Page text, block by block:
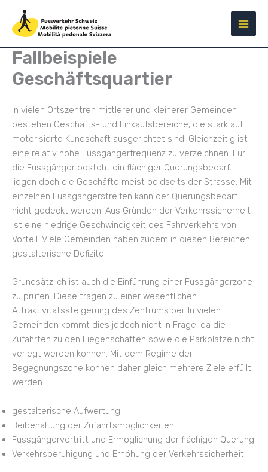
Inhalt
springen
Fallbeispiele
Geschäftsquartier
In vielen Ortszentren mittlerer und kleinerer Gemeinden
bestehen Geschäfts- und Einkaufsbereiche, die stark auf
motorisierte Kundschaft ausgerichtet sind. Gleichzeitig ist
eine relativ hohe Fussgängerfrequenz zu verzeichnen. Für
die Fussgänger besteht ein flächiger Querungsbedarf,
liegen doch die Geschäfte meist beidseits der Strasse. Mit
einzelnen Fussgängerstreifen kann der Querungsbedarf
nicht gedeckt werden. Aus Gründen der Verkehrssicherheit
ist eine niedrige Geschwindigkeit des Fahrverkehrs von
Vorteil. Viele Gemeinden haben zudem in diesen Bereichen
gestalterische Defizite.
Grundsätzlich ist auch die Einführung einer Fussgängerzone
zu prüfen. Diese tragen zu einer wesentlichen
Attraktivitätssteigerung des Zentrums bei. In vielen
Gemeinden kommt dies jedoch nicht in Frage, da die
Zufahrten zu den Liegenschaften sowie die Parkplätze nicht
verlegt werden können. Mit dem Regime der
Begegnungszone können daher gleich mehrere Ziele erfüllt
werden:
gestalterische Aufwertung
Beibehaltung der Zufahrtsmöglichkeiten
Fussgängervortritt und Ermöglichung der flächigen Querung
Verkehrsberuhigung und Erhöhung der Verkehrssicherheit